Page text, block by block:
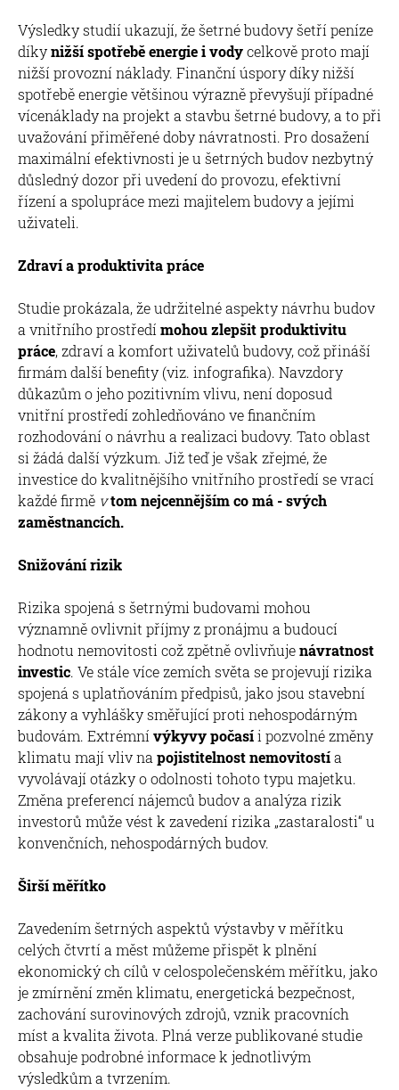
Výsledky studií ukazují, že šetrné budovy šetří peníze
díkynižší spotřebě energie i vodycelkově proto mají
nižší provozní náklady. Finanční úspory díky nižší
spotřebě energie většinou výrazně převyšují případné
vícenáklady na projekt a stavbu šetrné budovy, a to při
uvažování přiměřené doby návratnosti. Pro dosažení
maximální efektivnosti je u šetrných budov nezbytný
důsledný dozor při uvedení do provozu, efektivní
řízení a spolupráce mezi majitelem budovy a jejími
uživateli.
Zdraví a produktivita práce
Studie prokázala, že udržitelné aspekty návrhu budov
a vnitřního prostředí mohou zlepšit produktivitu
práce, zdraví a komfort uživatelů budovy, což přináší
firmám další benefity (viz. infografika). Navzdory
důkazům o jeho pozitivním vlivu, není doposud
vnitřní prostředí zohledňováno ve finančním
rozhodování o návrhu a realizaci budovy. Tato oblast
si žádá další výzkum. Již teď je však zřejmé, že
investice do kvalitnějšího vnitřního prostředí se vrací
každé firmě vtom nejcennějším co má - svých
zaměstnancích.
Snižování rizik
Rizika spojená s šetrnými budovami mohou
významně ovlivnit příjmy z pronájmu a budoucí
hodnotu nemovitosti což zpětně ovlivňujenávratnost
investic. Ve stále více zemích světa se projevují rizika
spojená s uplatňováním předpisů, jako jsou stavební
zákony a vyhlášky směřující proti nehospodárným
budovám. Extrémní výkyvy počasíi pozvolné změny
klimatu mají vliv na pojistitelnost nemovitostía
vyvolávají otázky o odolnosti tohoto typu majetku.
Změna preferencí nájemců budov a analýza rizik
investorů může vést k zavedení rizika „zastaralosti“ u
konvenčních, nehospodárných budov.
Širší měřítko
Zavedením šetrných aspektů výstavby v měřítku
celých čtvrtí a měst můžeme přispět k plnění
ekonomický ch cílů v celospolečenském měřítku, jako
je zmírnění změn klimatu, energetická bezpečnost,
zachování surovinových zdrojů, vznik pracovních
míst a kvalita života. Plná verze publikované studie
obsahuje podrobné informace k jednotlivým
výsledkům a tvrzením.